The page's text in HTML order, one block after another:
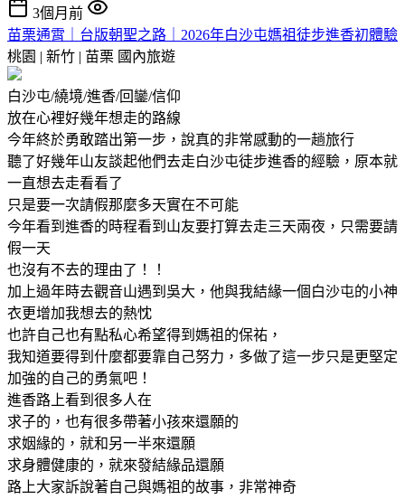
3個月前
苗栗通霄｜台版朝聖之路｜2026年白沙屯媽祖徒步進香初體驗
桃園 | 新竹 | 苗栗 國內旅遊
白沙屯/繞境/進香/回鑾/信仰
放在心裡好幾年想走的路線
今年終於勇敢踏出第一步，說真的非常感動的一趟旅行
聽了好幾年山友談起他們去走白沙屯徒步進香的經驗，原本就
一直想去走看看了
只是要一次請假那麼多天實在不可能
今年看到進香的時程看到山友要打算去走三天兩夜，只需要請
假一天
也沒有不去的理由了！！
加上過年時去觀音山遇到吳大，他與我結緣一個白沙屯的小神
衣更增加我想去的熱忱
也許自己也有點私心希望得到媽祖的保祐，
我知道要得到什麼都要靠自己努力，多做了這一步只是更堅定
加強的自己的勇氣吧！
進香路上看到很多人在
求子的，也有很多帶著小孩來還願的
求姻緣的，就和另一半來還願
求身體健康的，就來發結緣品還願
路上大家訴說著自己與媽祖的故事，非常神奇